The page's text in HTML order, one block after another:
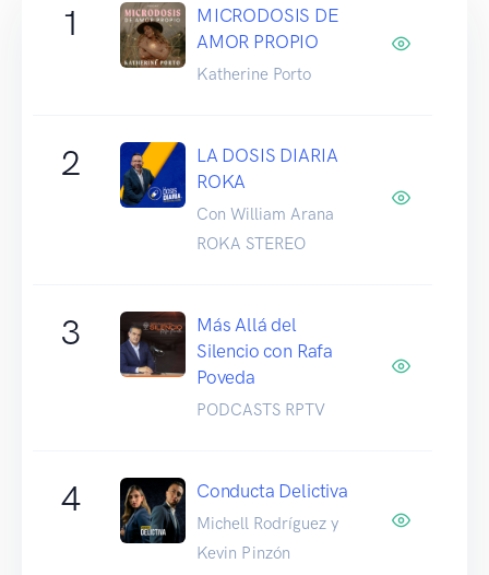
1
MICRODOSIS DE
AMOR PROPIO
Katherine Porto
2
LA DOSIS DIARIA
ROKA
Con William Arana
ROKA STEREO
3
Más Allá del
Silencio con Rafa
Poveda
PODCASTS RPTV
4 Conducta Delictiva
Michell Rodríguez y
Kevin Pinzón